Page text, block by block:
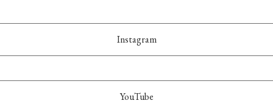
Instagram
YouTube